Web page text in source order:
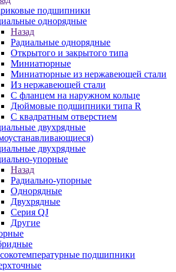
подшипники
однорядные
Назад
Радиальные однорядные
Открытого и закрытого типа
Миниатюрные
Миниатюрные из нержавеющей стали
Из нержавеющей стали
С фланцем на наружном кольце
Дюймовые подшипники типа R
С квадратным отверстием
двухрядные
двухрядные
упорные
Назад
Радиально-упорные
Однорядные
Двухрядные
Серия QJ
Другие
подшипники